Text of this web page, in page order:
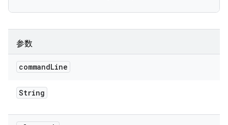
参数
commandLine
String